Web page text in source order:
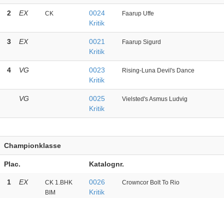
2 EX CK
0024
Kritik
Faarup Uffe
3 EX
0021
Kritik
Faarup Sigurd
4 VG
0023
Kritik
Rising-Luna Devil's Dance
VG
0025
Kritik
Vielsted's Asmus Ludvig
Championklasse
Plac. Katalognr.
1 EX
CK 1.BHK
BIM
0026
Kritik
Crowncor Bolt To Rio